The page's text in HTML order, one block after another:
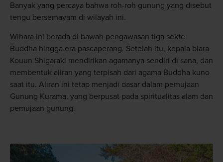
Banyak yang percaya bahwa roh-roh gunung yang disebut
tengu bersemayam di wilayah ini.
Wihara ini berada di bawah pengawasan tiga sekte
Buddha hingga era pascaperang. Setelah itu, kepala biara
Kouun Shigaraki mendirikan agamanya sendiri di sana, dan
membentuk aliran yang terpisah dari agama Buddha kuno
saat itu. Aliran ini tetap menjadi dasar dalam pemujaan
Gunung Kurama, yang berpusat pada spiritualitas alam dan
pemujaan gunung.